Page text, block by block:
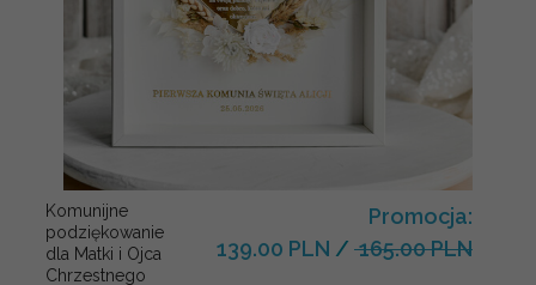
Komunijne
podziękowanie
dla Matki i Ojca
Chrzestnego
Promocja:
139.00 PLN / 165.00 PLN